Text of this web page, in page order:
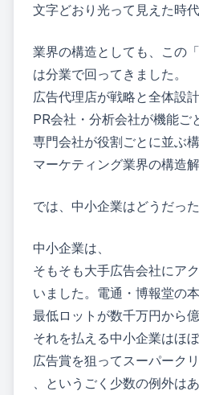
文字どおり光って見えた時代
業界の構造としても、この「
は分業で回ってきました。
広告代理店が戦略と全体設
PR会社・分析会社が機能ご
専門会社が役割ごとに並ぶ
マーケティング業界の構造
では、中小企業はどうだった
中小企業は、
そもそも大手広告会社にア
いました。電通・博報堂の本
最低ロットが数千万円から億
それを払える中小企業はほぼ
広告賞を狙ってスーパーク
、というごく少数の例外は